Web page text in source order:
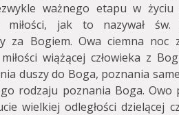
ważnego etapu w życiu
miłości, jak to nazywał
za Bogiem. Owa ciemna noc
wiążącej człowieka z
duszy do Boga, poznania
rodzaju poznania Boga. Owo
wielkiej odległości dzielącej